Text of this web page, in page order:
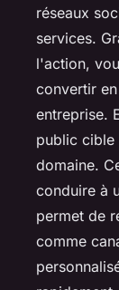
réseaux
services.
l'action,
convertir
entreprise.
public cible
domaine.
conduire à
permet de
comme